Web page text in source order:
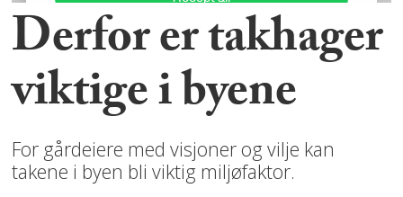
Derfor er takhager
viktige i byene
For gårdeiere med visjoner og vilje kan
takene i byen bli viktig miljøfaktor.